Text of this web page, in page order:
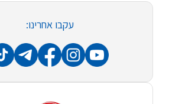
עקבו אחרינו: